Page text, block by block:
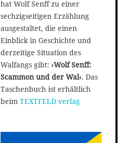
hat Wolf Senff zu einer
sechzigseitigen Erzählung
ausgestaltet, die einen
Einblick in Geschichte und
derzeitige Situation des
Walfangs gibt: ›Wolf Senff:
Scammon und der Wal‹. Das
Taschenbuch ist erhältlich
beim TEXTFELD verlag